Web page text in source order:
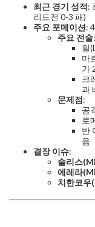
최근 경기 성적:
리드전 0-3 패)
주요 포메이션:
주요 전술:
힐
마
가
크
과
문제점:
공
로
반
음
결장 이슈:
솔리스
에레라
치한코우